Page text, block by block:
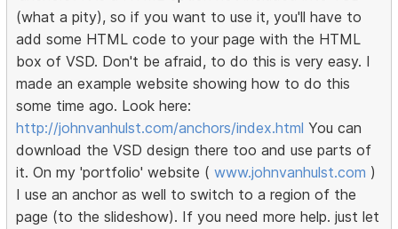
(what a pity), so if you want to use it, you'll have to
add some HTML code to your page with the HTML
box of VSD. Don't be afraid, to do this is very easy. I
made an example website showing how to do this
some time ago. Look here:
http://johnvanhulst.com/anchors/index.html You can
download the VSD design there too and use parts of
it. On my 'portfolio' website (www.johnvanhulst.com )
I use an anchor as well to switch to a region of the
page (to the slideshow). If you need more help. just let